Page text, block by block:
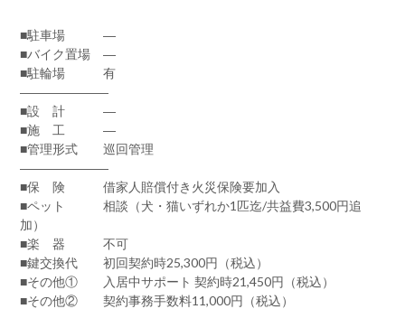
■駐車場 ―
■バイク置場 ―
■駐輪場 有
―――――――
■設 計 ―
■施 工 ―
■管理形式 巡回管理
―――――――
■保 険 借家人賠償付き火災保険要加入
■ペット 相談（犬・猫いずれか1匹迄/共益費3,500円追
加）
■楽 器 不可
■鍵交換代 初回契約時25,300円（税込）
■その他① 入居中サポート 契約時21,450円（税込）
■その他② 契約事務手数料11,000円（税込）